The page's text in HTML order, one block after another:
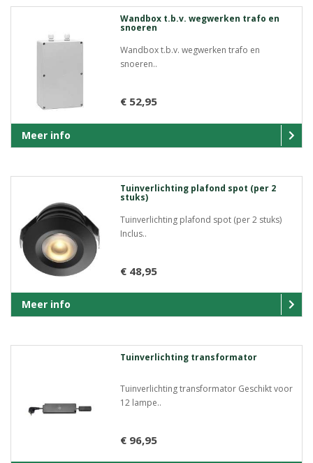
Wandbox t.b.v. wegwerken trafo en
snoeren
Wandbox t.b.v. wegwerken trafo en
snoeren..
€ 52,95
Meer info
Tuinverlichting plafond spot (per 2
stuks)
Tuinverlichting plafond spot (per 2 stuks)
Inclus..
€ 48,95
Meer info
Tuinverlichting transformator
Tuinverlichting transformator Geschikt voor
12 lampe..
€ 96,95